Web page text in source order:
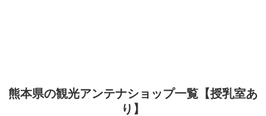
熊本県の観光アンテナショップ一覧【授乳室あ
り】